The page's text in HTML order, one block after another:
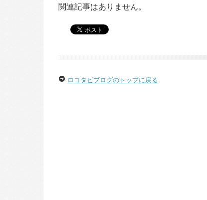
関連記事はありません。
ロコタビブログのトップに戻る